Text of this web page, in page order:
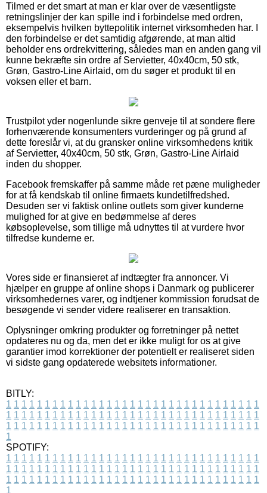
Tilmed er det smart at man er klar over de væsentligste
retningslinjer der kan spille ind i forbindelse med ordren,
eksempelvis hvilken byttepolitik internet virksomheden har. I
den forbindelse er det samtidig afgørende, at man altid
beholder ens ordrekvittering, således man en anden gang vil
kunne bekræfte sin ordre af Servietter, 40x40cm, 50 stk,
Grøn, Gastro-Line Airlaid, om du søger et produkt til en
voksen eller et barn.
Trustpilot yder nogenlunde sikre genveje til at sondere flere
forhenværende konsumenters vurderinger og på grund af
dette foreslår vi, at du gransker online virksomhedens kritik
af Servietter, 40x40cm, 50 stk, Grøn, Gastro-Line Airlaid
inden du shopper.
Facebook fremskaffer på samme måde ret pæne muligheder
for at få kendskab til online firmaets kundetilfredshed.
Desuden ser vi faktisk online outlets som giver kunderne
mulighed for at give en bedømmelse af deres
købsoplevelse, som tillige må udnyttes til at vurdere hvor
tilfredse kunderne er.
Vores side er finansieret af indtægter fra annoncer. Vi
hjælper en gruppe af online shops i Danmark og publicerer
virksomhedernes varer, og indtjener kommission forudsat de
besøgende vi sender videre realiserer en transaktion.
Oplysninger omkring produkter og forretninger på nettet
opdateres nu og da, men det er ikke muligt for os at give
garantier imod korrektioner der potentielt er realiseret siden
vi sidste gang opdaterede websitets informationer.
BITLY:
1 1 1 1 1 1 1 1 1 1 1 1 1 1 1 1 1 1 1 1 1 1 1 1 1 1 1 1 1 1 1 1 1
1 1 1 1 1 1 1 1 1 1 1 1 1 1 1 1 1 1 1 1 1 1 1 1 1 1 1 1 1 1 1 1 1
1 1 1 1 1 1 1 1 1 1 1 1 1 1 1 1 1 1 1 1 1 1 1 1 1 1 1 1 1 1 1 1 1
1
SPOTIFY:
1 1 1 1 1 1 1 1 1 1 1 1 1 1 1 1 1 1 1 1 1 1 1 1 1 1 1 1 1 1 1 1 1
1 1 1 1 1 1 1 1 1 1 1 1 1 1 1 1 1 1 1 1 1 1 1 1 1 1 1 1 1 1 1 1 1
1 1 1 1 1 1 1 1 1 1 1 1 1 1 1 1 1 1 1 1 1 1 1 1 1 1 1 1 1 1 1 1 1
1